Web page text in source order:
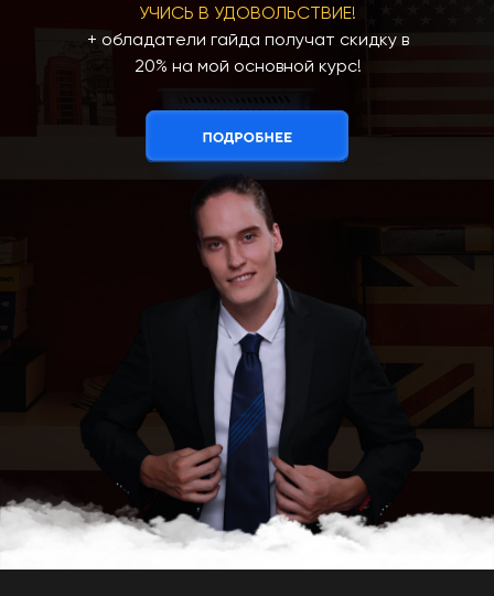
УЧИСЬ В УДОВОЛЬСТВИЕ!
+ обладатели гайда получат скидку в
20% на мой основной курс!